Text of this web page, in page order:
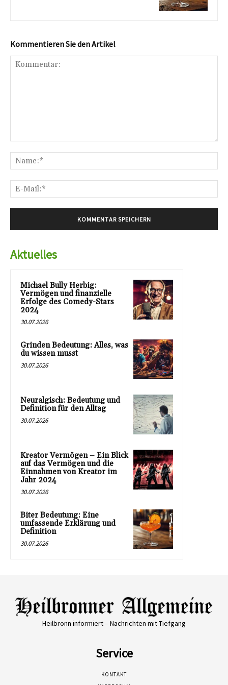
Kommentieren Sie den Artikel
Aktuelles
Michael Bully Herbig:
Vermögen und finanzielle
Erfolge des Comedy-Stars
2024
30.07.2026
Grinden Bedeutung: Alles, was
du wissen musst
30.07.2026
Neuralgisch: Bedeutung und
Definition für den Alltag
30.07.2026
Kreator Vermögen – Ein Blick
auf das Vermögen und die
Einnahmen von Kreator im
Jahr 2024
30.07.2026
Biter Bedeutung: Eine
umfassende Erklärung und
Definition
30.07.2026
Heilbronn informiert – Nachrichten mit Tiefgang
Service
KONTAKT